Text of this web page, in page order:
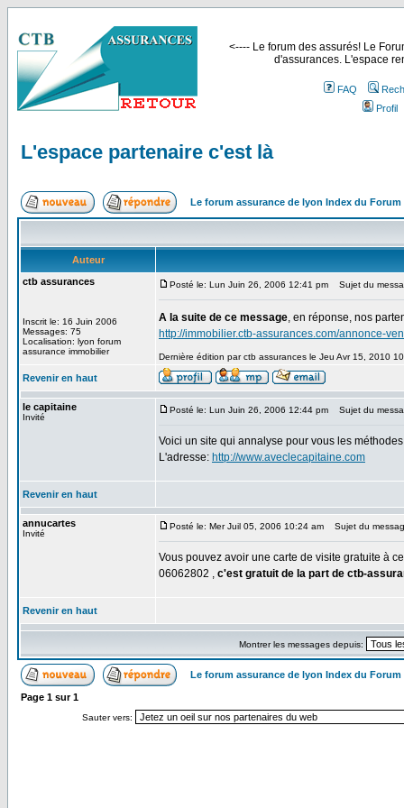
<---- Le forum des assurés! Le
d'assurances. L'espace
FAQ
Profil
L'espace partenaire c'est là
Le forum assurance de lyon Index du Forum
Auteur
ctb assurances
Inscrit le: 16 Juin 2006
Messages: 75
Localisation: lyon forum
assurance immobilier
Posté le: Lun Juin 26, 2006 12:41 pm Sujet du
A la suite de ce message, en réponse, nos
http://immobilier.ctb-assurances.com/annonce-
Dernière édition par ctb assurances le Jeu Avr 15, 2010
Revenir en haut
le capitaine
Invité
Posté le: Lun Juin 26, 2006 12:44 pm Sujet du
Voici un site qui annalyse pour vous les
L'adresse: http://www.aveclecapitaine.com
Revenir en haut
annucartes
Invité
Posté le: Mer Juil 05, 2006 10:24 am Sujet du
Vous pouvez avoir une carte de visite gratuite à
06062802 , c'est gratuit de la part de ctb-
Revenir en haut
Montrer les messages depuis:
Le forum assurance de lyon Index du Forum
Page 1 sur1
Sauter vers: